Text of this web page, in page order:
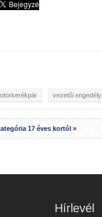
vezetői engedély
17 éves kortól »
Hírlevél